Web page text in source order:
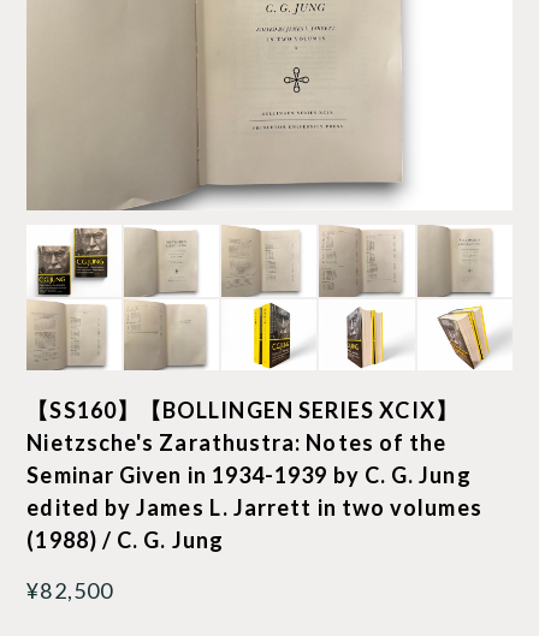
【SS160】【BOLLINGEN SERIES XCIX】
Nietzsche's Zarathustra: Notes of the
Seminar Given in 1934-1939 by C. G. Jung
edited by James L. Jarrett in two volumes
(1988) / C. G. Jung
¥82,500